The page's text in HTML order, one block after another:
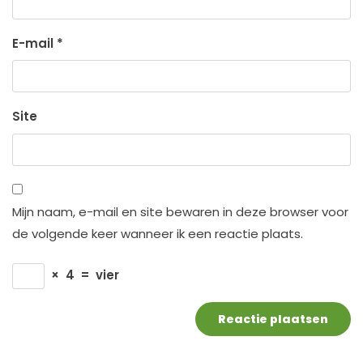
E-mail *
Site
Mijn naam, e-mail en site bewaren in deze browser voor
de volgende keer wanneer ik een reactie plaats.
× 4 = vier